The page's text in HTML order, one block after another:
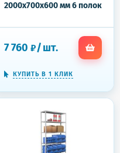
2000x700x600 мм 6 полок
7 760 ₽/шт.
КУПИТЬ В 1 КЛИК